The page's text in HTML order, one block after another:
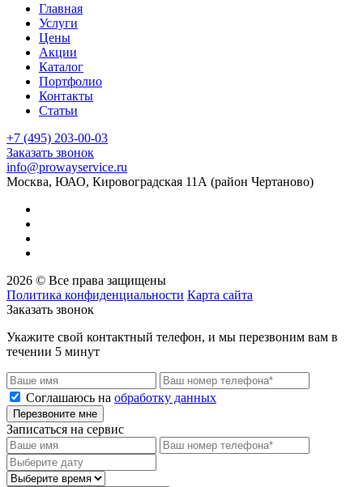
Главная
Услуги
Цены
Акции
Каталог
Портфолио
Контакты
Статьи
+7 (495) 203-00-03
Заказать звонок
info@prowayservice.ru
Москва, ЮАО, Кировоградская 11А (район Чертаново)
2026 © Все права защищены
Политика конфиденциальности Карта сайта
Заказать звонок
Укажите свой контактный телефон, и мы перезвоним вам в
течении 5 минут
Соглашаюсь на обработку данных
Перезвоните мне
Записаться на сервис